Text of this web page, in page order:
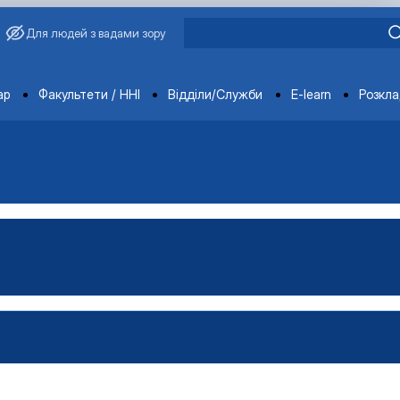
Для людей з вадами зору
Факультети / ННІ Відділи/Служби E-learn